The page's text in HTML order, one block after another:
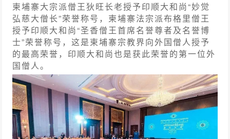
柬埔寨大宗派僧王狄旺长老授予印顺大和尚“妙觉
弘慈大僧长”荣誉称号，柬埔寨法宗派布格里僧王
授予印顺大和尚“圣香僧王首席名誉尊者及名誉博
士”荣誉称号，这是柬埔寨宗教界向外国僧人授予
的最高荣誉，印顺大和尚也是获此荣誉的第一位外
国僧人。